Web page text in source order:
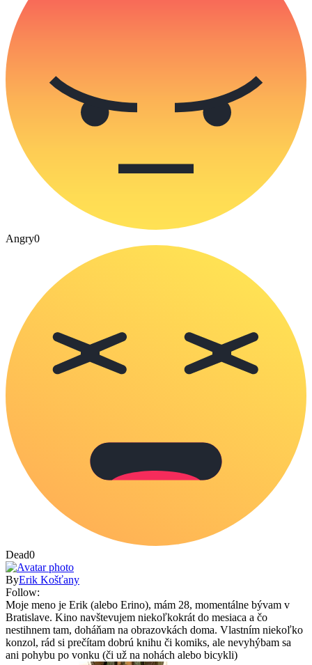
Angry0
Dead0
ByErik Košťany
Follow:
Moje meno je Erik (alebo Erino), mám 28, momentálne bývam v
Bratislave. Kino navštevujem niekoľkokrát do mesiaca a čo
nestihnem tam, doháňam na obrazovkách doma. Vlastním niekoľko
konzol, rád si prečítam dobrú knihu či komiks, ale nevyhýbam sa
ani pohybu po vonku (či už na nohách alebo bicykli)